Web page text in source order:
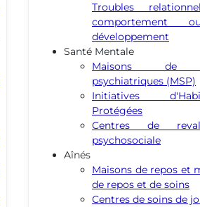
Troubles
comportement
développement
Santé Mentale
Maisons de
psychiatriques (MSP)
Initiatives
Protégées
Centres de
psychosociale
Aînés
Maisons de repos et
de repos et de soins
Centres de soins de